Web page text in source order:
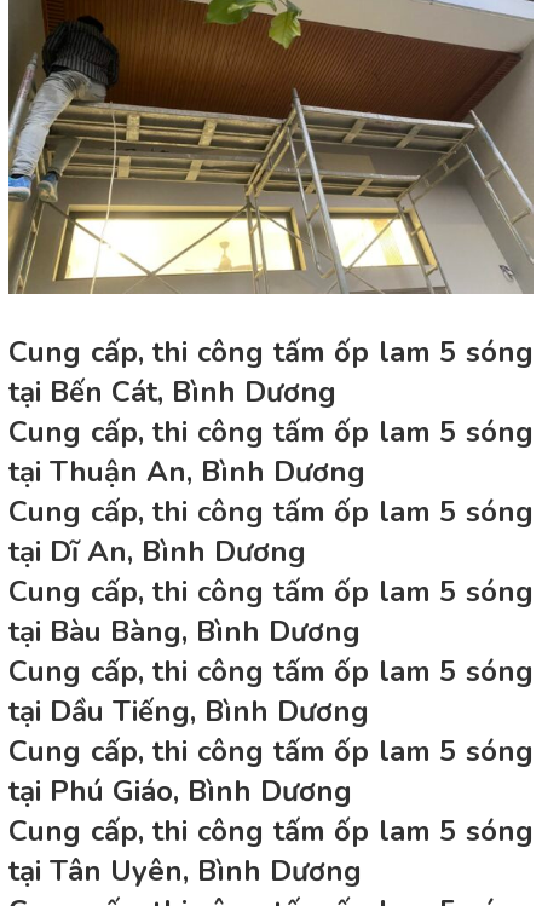
Cung cấp, thi công tấm ốp lam 5 sóng
tại Bến Cát, Bình Dương
Cung cấp, thi công tấm ốp lam 5 sóng
tại Thuận An, Bình Dương
Cung cấp, thi công tấm ốp lam 5 sóng
tại Dĩ An, Bình Dương
Cung cấp, thi công tấm ốp lam 5 sóng
tại Bàu Bàng, Bình Dương
Cung cấp, thi công tấm ốp lam 5 sóng
tại Dầu Tiếng, Bình Dương
Cung cấp, thi công tấm ốp lam 5 sóng
tại Phú Giáo, Bình Dương
Cung cấp, thi công tấm ốp lam 5 sóng
tại Tân Uyên, Bình Dương